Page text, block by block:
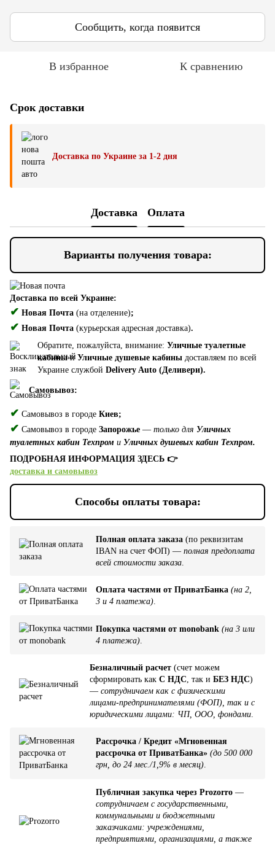
Сообщить, когда появится
В избранное К сравнению
Срок доставки
Доставка по Украине за 1-2 дня
Доставка Оплата
Варианты получения товара:
Доставка по всей Украине:
✔ Новая Почта (на отделение);
✔ Новая Почта (курьерская адресная доставка).
Обратите, пожалуйста, внимание: Уличные туалетные
кабиныи Уличные душевые кабины доставляем по всей
Украине службой Delivery Auto (Деливери).
Самовывоз:
✔ Самовывоз в городе Киев;
✔ Самовывоз в городе Запорожье — только для Уличных
туалетных кабин Техпром и Уличных душевых кабин Техпром.
ПОДРОБНАЯ ИНФОРМАЦИЯ ЗДЕСЬ 👉
доставка и самовывоз
Способы оплаты товара:
Полная оплата заказа (по реквизитам
IBAN на счет ФОП) — полная предоплата
всей стоимости заказа
Оплата частями от ПриватБанка (на 2,
3 и 4 платежа)
Покупка частями от monobank (на 3 или
4 платежа)
Безналичный расчет (счет можем
сформировать как С НДС , так и БЕЗ НДС)
— сотрудничаем как с физическими
лицами-предпринимателями (ФОП), так и с
юридическими лицами: ЧП, ООО, фондами
Рассрочка / Кредит «Мгновенная
рассрочка от ПриватБанка» (до 500 000
грн, до 24 мес./1,9% в месяц).
Публичная закупка через Prozorro —
сотрудничаем с государственными,
коммунальными и бюджетными
заказчиками: учреждениями,
предприятиями, организациями, а также